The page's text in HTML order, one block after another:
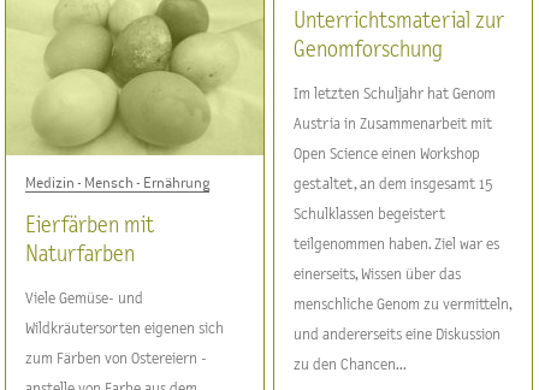
Unterrichtsmaterial zur
Genomforschung
Im letzten Schuljahr hat Genom
Austria in Zusammenarbeit mit
Open Science einen Workshop
gestaltet, an dem insgesamt 15
Schulklassen begeistert
teilgenommen haben. Ziel war es
einerseits, Wissen über das
menschliche Genom zu vermitteln,
und andererseits eine Diskussion
zu den Chancen...
Medizin - Mensch - Ernährung
Eierfärben mit
Naturfarben
Viele Gemüse- und
Wildkräutersorten eigenen sich
zum Färben von Ostereiern -